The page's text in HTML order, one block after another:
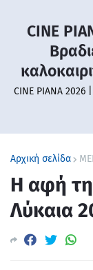
CINE
CINE PIANA 2026
Αρχική σελίδα
Η αφή
Λύκαια